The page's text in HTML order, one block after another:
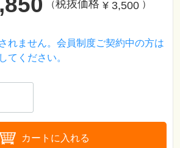
（税抜価格 ¥ 3,500 ）
れません。会員制度ご契約中の方は
てください。
カートに入れる